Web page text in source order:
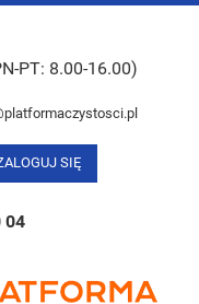
PT: 8.00-16.00)
SIĘ
04